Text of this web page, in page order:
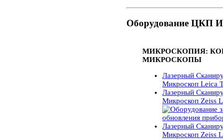
Оборудование ЦКП
МИКРОСКОПИЯ:
МИКРОСКОПЫ
Лазерный
Микроскоп Leica
Лазерный
Микроскоп Zeiss
Лазерный
Микроскоп Zeiss